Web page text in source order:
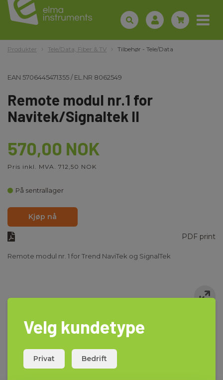
Produkter Tele/Data, Fiber & TV Tilbehør - Tele/Data
EAN 5706445471355/EL.NR 8062549
Remote modul nr.1 for
Navitek/Signaltek II
570,00 NOK
Pris inkl. MVA. 712,50 NOK
På sentrallager
Kjøp nå
PDF print
Remote modul nr. 1 for Trend NaviTek og SignalTek
Velg kundetype
Privat Bedrift